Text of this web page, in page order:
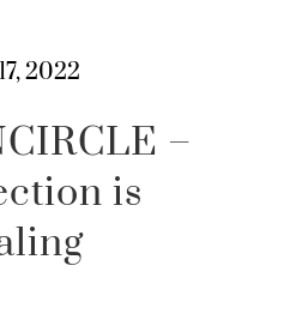
2022
–
is